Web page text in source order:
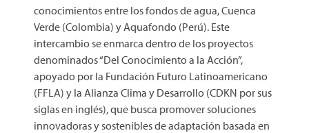
conocimientos entre los fondos de agua, Cuenca
Verde (Colombia) y Aquafondo (Perú). Este
intercambio se enmarca dentro de los proyectos
denominados “Del Conocimiento a la Acción”,
apoyado por la Fundación Futuro Latinoamericano
(FFLA) y la Alianza Clima y Desarrollo (CDKN por sus
siglas en inglés), que busca promover soluciones
innovadoras y sostenibles de adaptación basada en